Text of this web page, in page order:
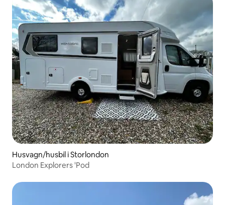
Husvagn/husbil i Storlondon
London Explorers 'Pod